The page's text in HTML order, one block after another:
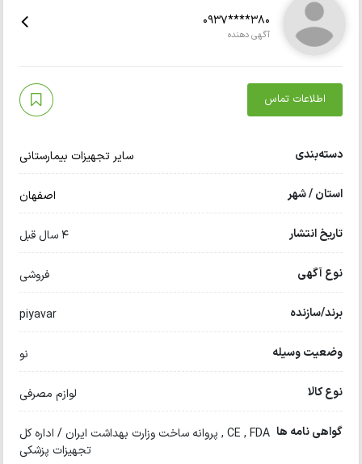
0937****380
آگهی دهنده
اطلاعات تماس
دسته‌بندی سایر تجهیزات بیمارستانی
استان / شهر اصفهان
تاریخ انتشار 4 سال قبل
نوع آگهی فروشی
برند/سازنده piyavar
وضعیت وسیله نو
نوع کالا لوازم مصرفی
گواهی نامه ها
CE , FDA , پروانه ساخت وزارت بهداشت ایران / اداره کل
تجهیزات پزشکی